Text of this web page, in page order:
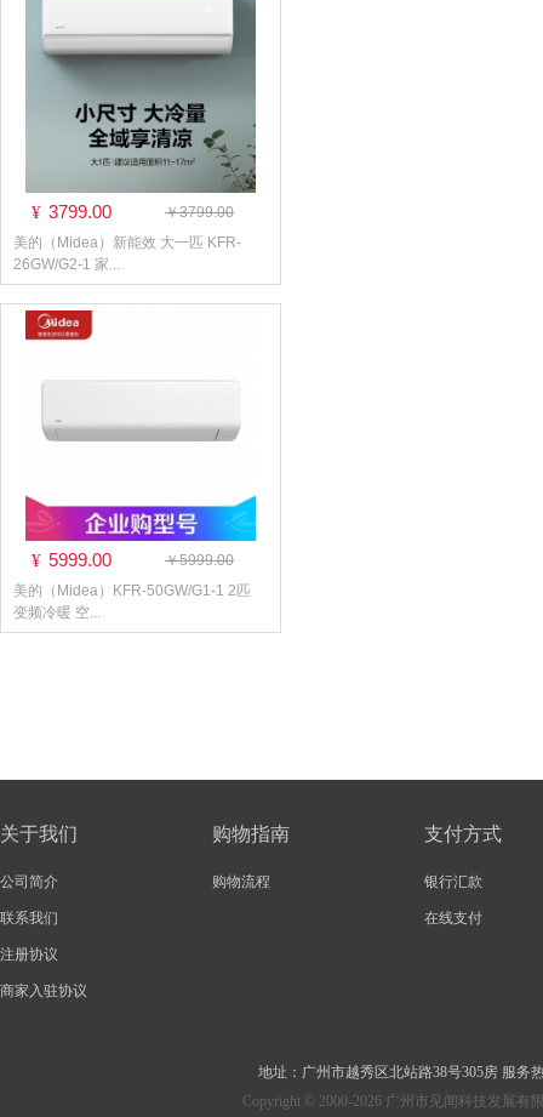
¥ 3799.00
￥3799.00
美的（Midea）新能效 大一匹 KFR-
26GW/G2-1 家...
¥ 5999.00
￥5999.00
美的（Midea）KFR-50GW/G1-1 2匹
变频冷暖 空...
关于我们
公司简介
联系我们
注册协议
商家入驻协议
购物指南
购物流程
支付方式
银行汇款
在线支付
地址： 广州市越秀区北站路38号305房 服务
Copyright © 2000-2026 广州市见闻科技发展